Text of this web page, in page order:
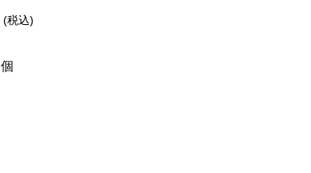
(税込)
個